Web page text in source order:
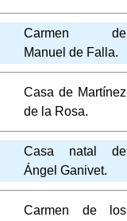
Carmen de
Manuel de Falla.
Casa de Martínez
de la Rosa.
Casa natal de
Ángel Ganivet.
Carmen de los